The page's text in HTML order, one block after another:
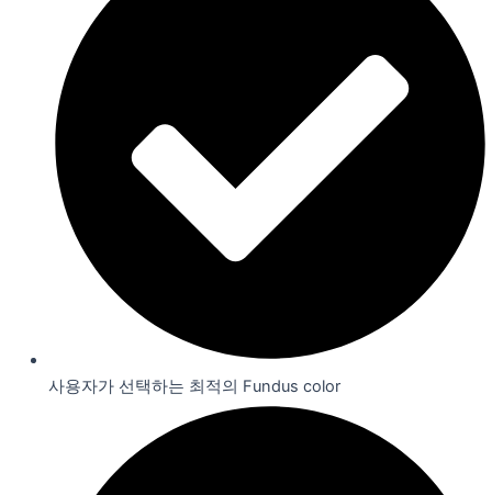
사용자가 선택하는 최적의 Fundus color